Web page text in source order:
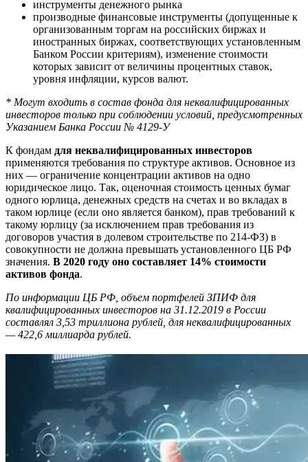
инструменты денежного рынка
производные финансовые инструменты (допущенные к
организованным торгам на российских биржах и
иностранных биржах, соответствующих установленным
Банком России критериям), изменение стоимости
которых зависит от величины процентных ставок,
уровня инфляции, курсов валют.
* Могут входить в состав фонда для неквалифицированных
инвесторов только при соблюдении условий, предусмотренных
Указанием Банка России № 4129-У
К фондам для неквалифицированных инвесторов
применяются требования по структуре активов. Основное из
них — ограничение концентрации активов на одно
юридическое лицо. Так, оценочная стоимость ценных бумаг
одного юрлица, денежных средств на счетах и во вкладах в
таком юрлице (если оно является банком), прав требований к
такому юрлицу (за исключением прав требования из
договоров участия в долевом строительстве по 214-ФЗ) в
совокупности не должна превышать установленного ЦБ РФ
значения. В 2020 году оно составляет 14% стоимости
активов фонда.
По информации ЦБ РФ, объем портфелей ЗПИФ для
квалифицированных инвесторов на 31.12.2019 в России
составлял 3,53 триллиона рублей, для неквалифицированных
— 422,6 миллиарда рублей.